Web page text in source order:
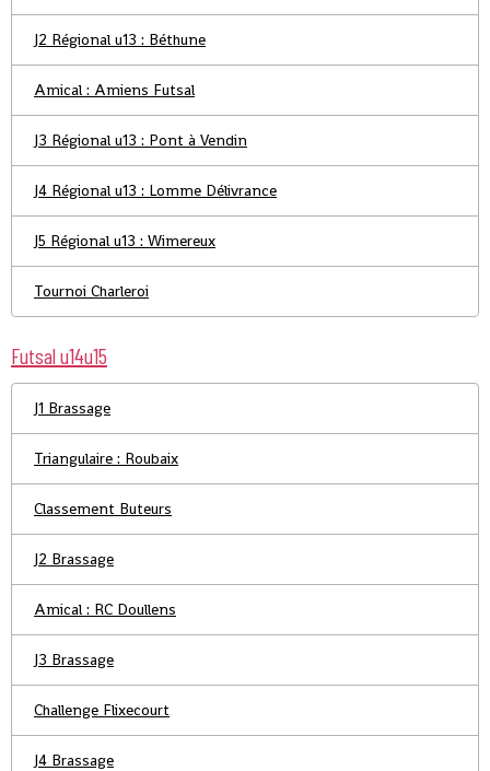
J2 Régional u13 : Béthune
Amical : Amiens Futsal
J3 Régional u13 : Pont à Vendin
J4 Régional u13 : Lomme Délivrance
J5 Régional u13 : Wimereux
Tournoi Charleroi
Futsal u14u15
J1 Brassage
Triangulaire : Roubaix
Classement Buteurs
J2 Brassage
Amical : RC Doullens
J3 Brassage
Challenge Flixecourt
J4 Brassage